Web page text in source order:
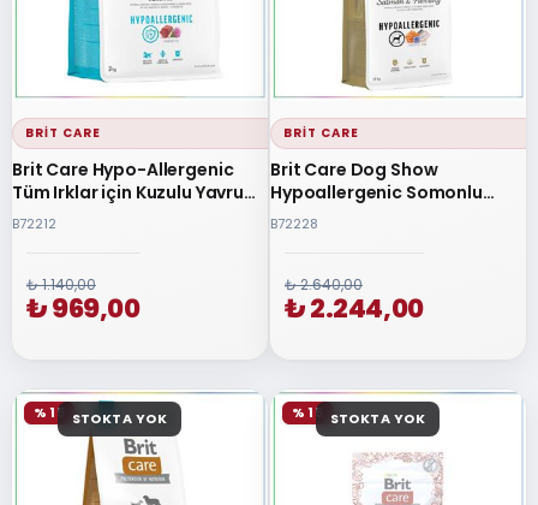
BRIT CARE
Brit Care Hypo-Allergenic
Tüm Irklar için Kuzulu Yavru
Köpek Maması 3 Kg
B72212
₺ 1.140,00
₺ 969,00
BRIT CARE
Brit Care Dog Show
Hypoallergenic Somonlu
Yetişkin Köpek Maması 12 Kg
B72228
₺ 2.640,00
₺ 2.244,00
STOKTA YOK
% 15 STOKTA YOK
% 15